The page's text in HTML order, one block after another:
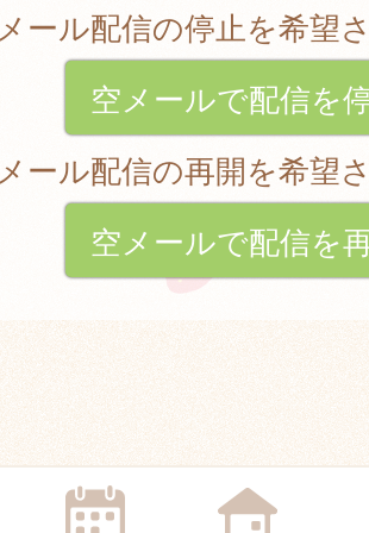
メール配信の停止を希望
空メールで配信を
メール配信の再開を希望
空メールで配信を